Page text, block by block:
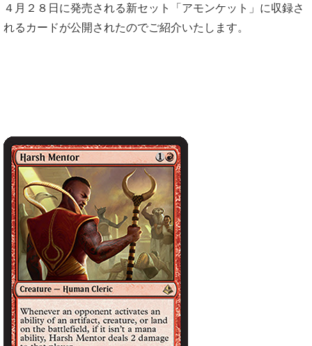
４月２８日に発売される新セット「アモンケット」に収録さ
れるカードが公開されたのでご紹介いたします。